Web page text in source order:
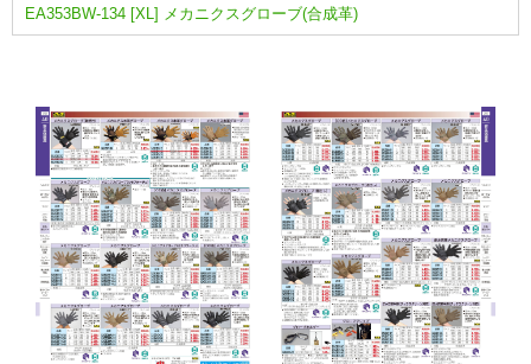
EA353BW-134 [XL] メカニクスグローブ(合成革)